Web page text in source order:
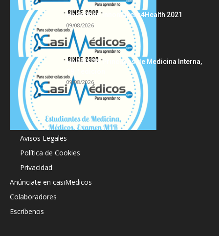
Hackathon Innomakers4Health 2021
09/08/2026
HARRISON Principios de Medicina Interna,
09/08/2026
Acerca de
Avisos Legales
Política de Cookies
Privacidad
Anúnciate en casiMedicos
Colaboradores
Escríbenos